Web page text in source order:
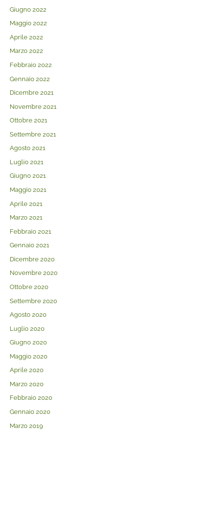
Giugno 2022
Maggio 2022
Aprile 2022
Marzo 2022
Febbraio 2022
Gennaio 2022
Dicembre 2021
Novembre 2021
Ottobre 2021
Settembre 2021
Agosto 2021
Luglio 2021
Giugno 2021
Maggio 2021
Aprile 2021
Marzo 2021
Febbraio 2021
Gennaio 2021
Dicembre 2020
Novembre 2020
Ottobre 2020
Settembre 2020
Agosto 2020
Luglio 2020
Giugno 2020
Maggio 2020
Aprile 2020
Marzo 2020
Febbraio 2020
Gennaio 2020
Marzo 2019